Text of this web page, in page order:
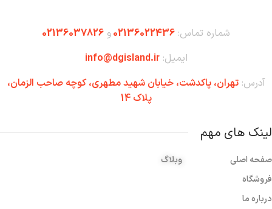
شماره تماس: 02136022436و 02136037826
ایمیل:info@dgisland.ir
آدرس:تهران،‌ پاکدشت، خیابان شهید مطهری، کوچه صاحب الزمان،
پلاک 14
لینک های مهم
صفحه اصلی
فروشگاه
درباره ما
وبلاگ